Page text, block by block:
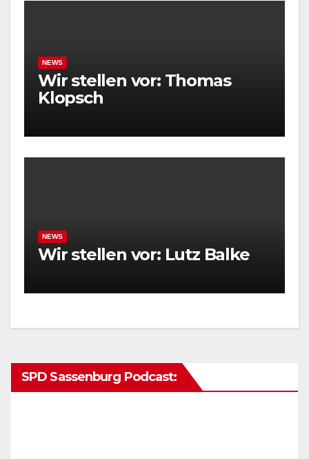
NEWS
Wir stellen vor: Thomas
Klopsch
NEWS
Wir stellen vor: Lutz Balke
SPD Sassenburg Podcast: